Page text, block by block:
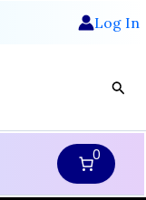
Log In
0